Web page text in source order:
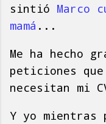
sintió Marco
mamá ...
Me ha hecho
peticiones que
necesitan mi
Y yo mientras